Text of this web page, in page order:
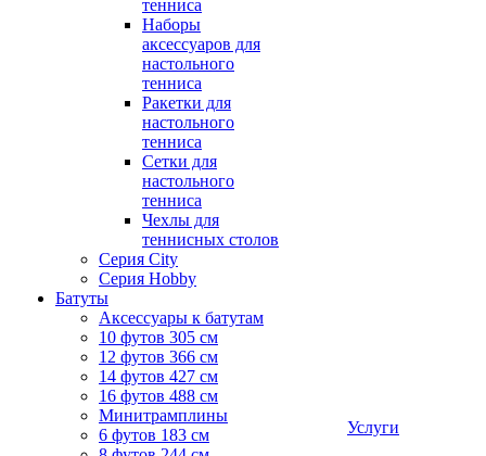
тенниса
Наборы
аксессуаров для
настольного
тенниса
Ракетки для
настольного
тенниса
Сетки для
настольного
тенниса
Чехлы для
теннисных столов
Серия City
Серия Hobby
Батуты
Аксессуары к батутам
10 футов 305 см
12 футов 366 см
14 футов 427 см
16 футов 488 см
Минитрамплины
6 футов 183 см
Услуги